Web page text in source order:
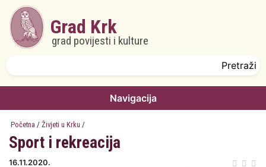
Skoči na glavni sadržaj
Grad Krk
grad povijesti i kulture
Navigacija
Početna / Živjeti u Krku /
Sport i rekreacija
16.11.2020.